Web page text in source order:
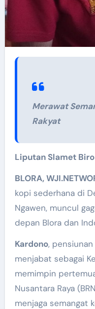
Merawat
Rakyat
Liputan Slamet
BLORA,
kopi sederhana di
Ngawen, muncul
depan Blora dan
Kardono,
menjabat sebagai
memimpin
Nusantara Raya
menjaga semangat